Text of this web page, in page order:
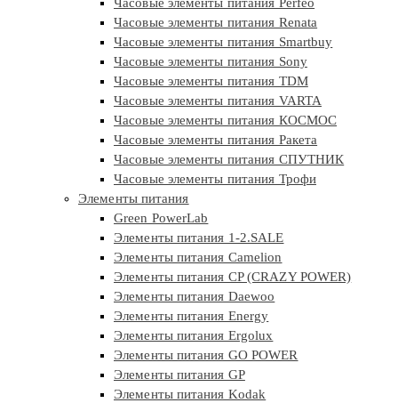
Часовые элементы питания Perfeo
Часовые элементы питания Renata
Часовые элементы питания Smartbuy
Часовые элементы питания Sony
Часовые элементы питания TDM
Часовые элементы питания VARTA
Часовые элементы питания КОСМОС
Часовые элементы питания Ракета
Часовые элементы питания СПУТНИК
Часовые элементы питания Трофи
Элементы питания
Green PowerLab
Элементы питания 1-2.SALE
Элементы питания Camelion
Элементы питания CP (CRAZY POWER)
Элементы питания Daewoo
Элементы питания Energy
Элементы питания Ergolux
Элементы питания GO POWER
Элементы питания GP
Элементы питания Kodak